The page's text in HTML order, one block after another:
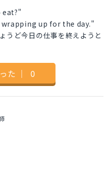
eat?"
up for the day."
うど今日の仕事を終えようと
た ｜ 0